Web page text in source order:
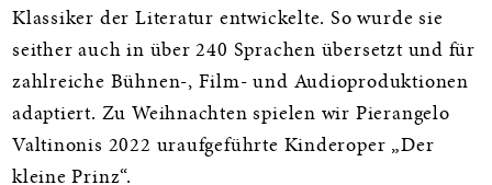
Klassiker der Literatur entwickelte. So wurde sie
seither auch in über 240 Sprachen übersetzt und für
zahlreiche Bühnen-, Film- und Audioproduktionen
adaptiert. Zu Weihnachten spielen wir Pierangelo
Valtinonis 2022 uraufgeführte Kinderoper „Der
kleine Prinz“.